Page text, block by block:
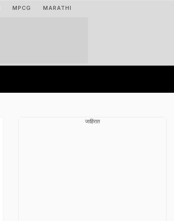
MPCG MARATHI
जाहिरात